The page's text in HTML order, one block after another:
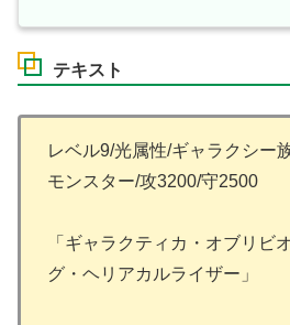
テキスト
レベル9/光属性/ギャラクシー
モンスター/攻3200/守2500
「ギャラクティカ・オブリビ
グ・ヘリアカルライザー」